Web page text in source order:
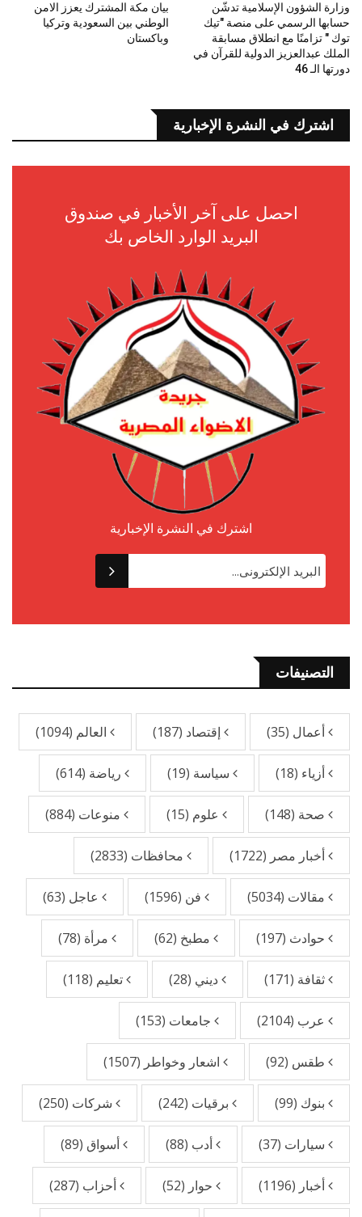
وزارة الشؤون الإسلامية تدشّن
حسابها الرسمي على منصة "تيك
توك " تزامنًا مع انطلاق مسابقة
الملك عبدالعزيز الدولية للقرآن في
دورتها الـ 46
بيان مكة المشترك يعزز الامن
الوطني بين السعودية وتركيا
وباكستان
اشترك في النشرة الإخبارية
احصل على آخر الأخبار في صندوق
البريد الوارد الخاص بك
اشترك في النشرة الإخبارية
التصنيفات
أعمال (35) إقتصاد (187) العالم (1094)
أزياء (18) سياسة (19) رياضة (614)
صحة (148) علوم (15) منوعات (884)
أخبار مصر (1722) محافظات (2833)
مقالات (5034) فن (1596) عاجل (63)
حوادث (197) مطبخ (62) مرأة (78)
ثقافة (171) ديني (28) تعليم (118)
عرب (2104) جامعات (153)
طقس (92) اشعار وخواطر (1507)
بنوك (99) برقيات (242) شركات (250)
سيارات (37) أدب (88) أسواق (89)
أخبار (1196) حوار (52) أحزاب (287)